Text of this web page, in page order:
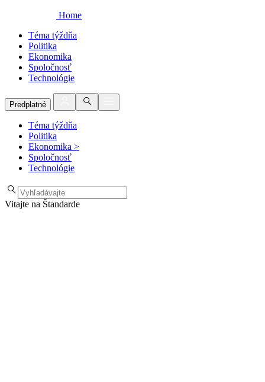
Home
Téma týždňa
Politika
Ekonomika
Spoločnosť
Technológie
Predplatné
Téma týždňa
Politika
Ekonomika >
Spoločnosť
Technológie
Vitajte na Štandarde